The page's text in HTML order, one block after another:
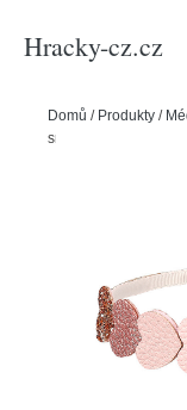
Hracky-cz.cz
Domů / Produkty /
srdíčky